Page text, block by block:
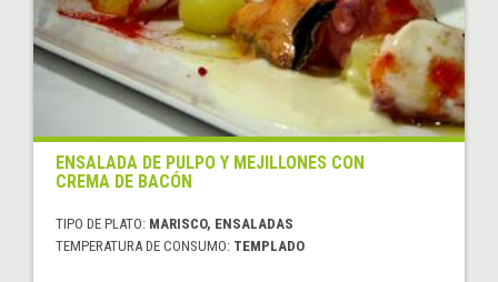
ENSALADA DE PULPO Y MEJILLONES CON
CREMA DE BACÓN
TIPO DE PLATO: MARISCO, ENSALADAS
TEMPERATURA DE CONSUMO: TEMPLADO